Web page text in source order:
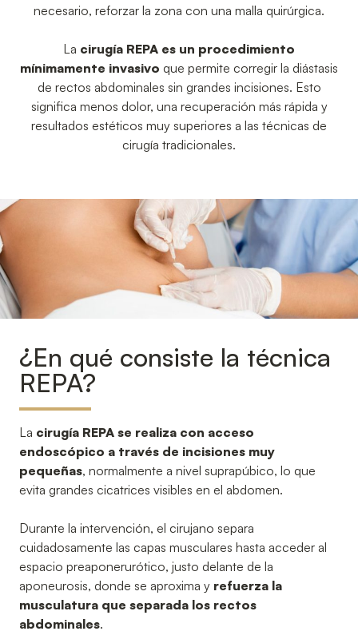
necesario, reforzar la zona con una malla quirúrgica.
La cirugía REPA es un procedimiento
mínimamente invasivo que permite corregir la diástasis
de rectos abdominales sin grandes incisiones. Esto
significa menos dolor, una recuperación más rápida y
resultados estéticos muy superiores a las técnicas de
cirugía tradicionales.
¿En qué consiste la técnica
REPA?
La cirugía REPA se realiza con acceso
endoscópico a través de incisiones muy
pequeñas, normalmente a nivel suprapúbico, lo que
evita grandes cicatrices visibles en el abdomen.
Durante la intervención, el cirujano separa
cuidadosamente las capas musculares hasta acceder al
espacio preaponerurótico, justo delante de la
aponeurosis, donde se aproxima y refuerza la
musculatura que separada los rectos
abdominales.